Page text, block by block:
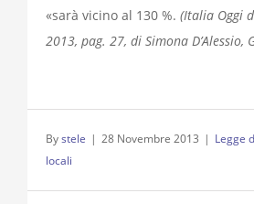
«sarà vicino al 130 %. (Italia Oggi
2013, pag. 27, di Simona D’Alessio,
Bystele | 28 Novembre 2013 | Legge
locali